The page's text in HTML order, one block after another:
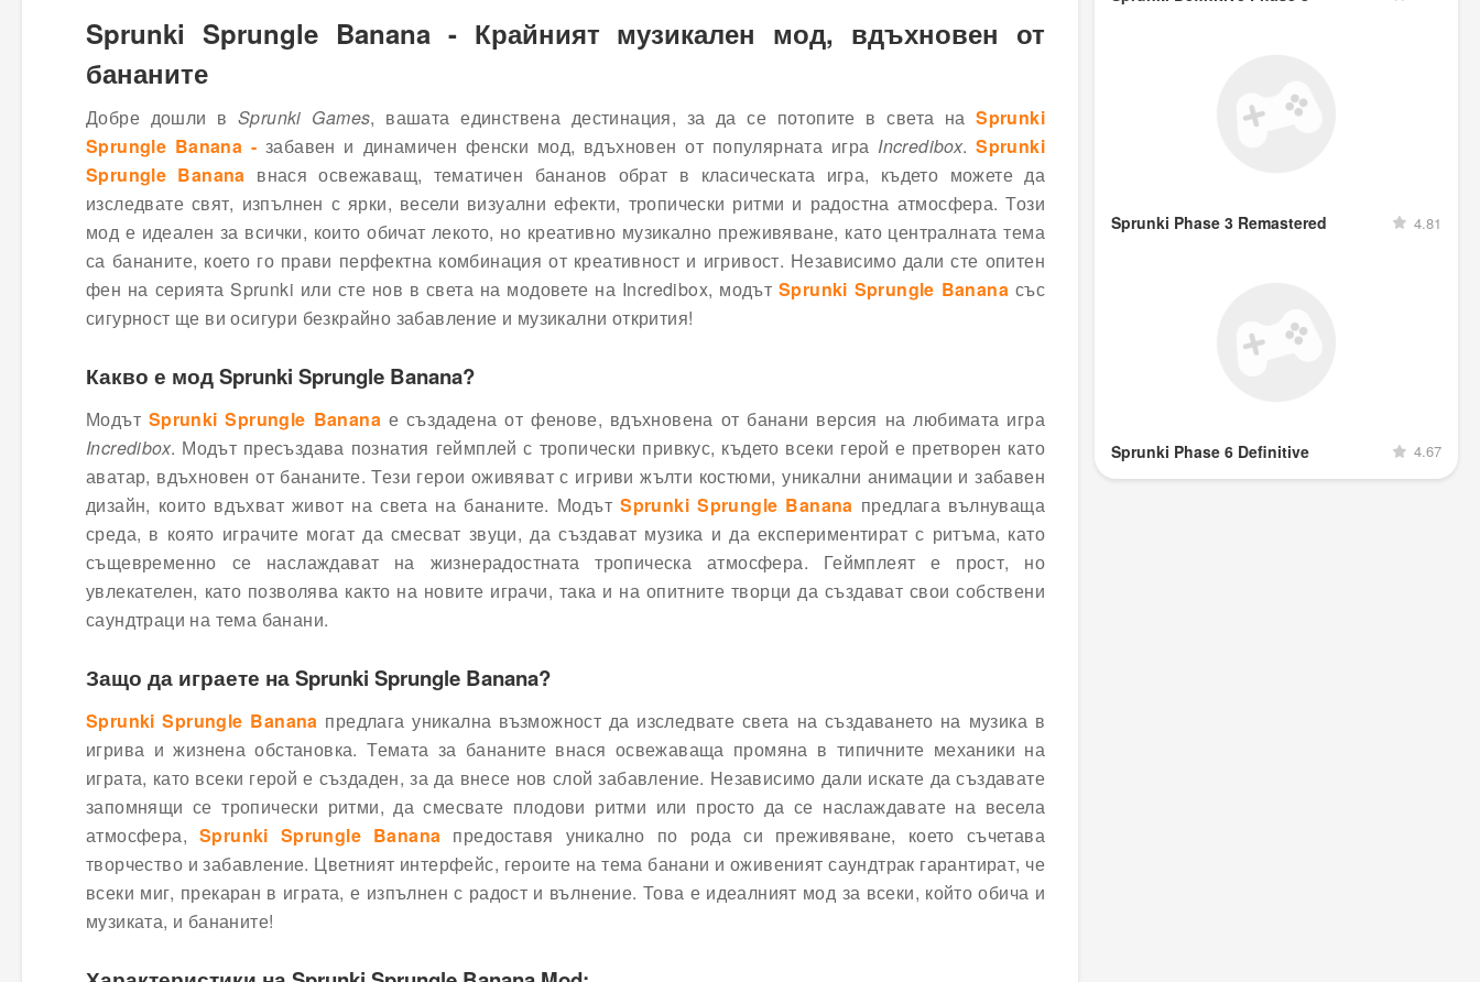
Sprunki Sprungle Banana - Крайният музикален мод, вдъхновен от
бананите
Добре дошли в Sprunki Games, вашата единствена дестинация, за да се потопите в света наSprunki
Sprungle Banana - забавен и динамичен фенски мод, вдъхновен от популярната игра Incredibox.Sprunki
Sprungle Banana внася освежаващ, тематичен бананов обрат в класическата игра, където можете да
изследвате свят, изпълнен с ярки, весели визуални ефекти, тропически ритми и радостна атмосфера. Този
мод е идеален за всички, които обичат лекото, но креативно музикално преживяване, като централната тема
са бананите, което го прави перфектна комбинация от креативност и игривост. Независимо дали сте опитен
фен на серията Sprunki или сте нов в света на модовете на Incredibox, модът Sprunki Sprungle Banana със
сигурност ще ви осигури безкрайно забавление и музикални открития!
Какво е мод Sprunki Sprungle Banana?
Модът Sprunki Sprungle Bananaе създадена от фенове, вдъхновена от банани версия на любимата игра
Incredibox. Модът пресъздава познатия геймплей с тропически привкус, където всеки герой е претворен като
аватар, вдъхновен от бананите. Тези герои оживяват с игриви жълти костюми, уникални анимации и забавен
дизайн, които вдъхват живот на света на бананите. МодътSprunki Sprungle Banana предлага вълнуваща
среда, в която играчите могат да смесват звуци, да създават музика и да експериментират с ритъма, като
същевременно се наслаждават на жизнерадостната тропическа атмосфера. Геймплеят е прост, но
увлекателен, като позволява както на новите играчи, така и на опитните творци да създават свои собствени
саундтраци на тема банани.
Защо да играете на Sprunki Sprungle Banana?
Sprunki Sprungle Banana предлага уникална възможност да изследвате света на създаването на музика в
игрива и жизнена обстановка. Темата за бананите внася освежаваща промяна в типичните механики на
играта, като всеки герой е създаден, за да внесе нов слой забавление. Независимо дали искате да създавате
запомнящи се тропически ритми, да смесвате плодови ритми или просто да се наслаждавате на весела
атмосфера,Sprunki Sprungle Banana предоставя уникално по рода си преживяване, което съчетава
творчество и забавление. Цветният интерфейс, героите на тема банани и оживеният саундтрак гарантират, че
всеки миг, прекаран в играта, е изпълнен с радост и вълнение. Това е идеалният мод за всеки, който обича и
музиката, и бананите!
Sprunki Phase 3 Remastered 4.81
Sprunki Phase 6 Definitive 4.67